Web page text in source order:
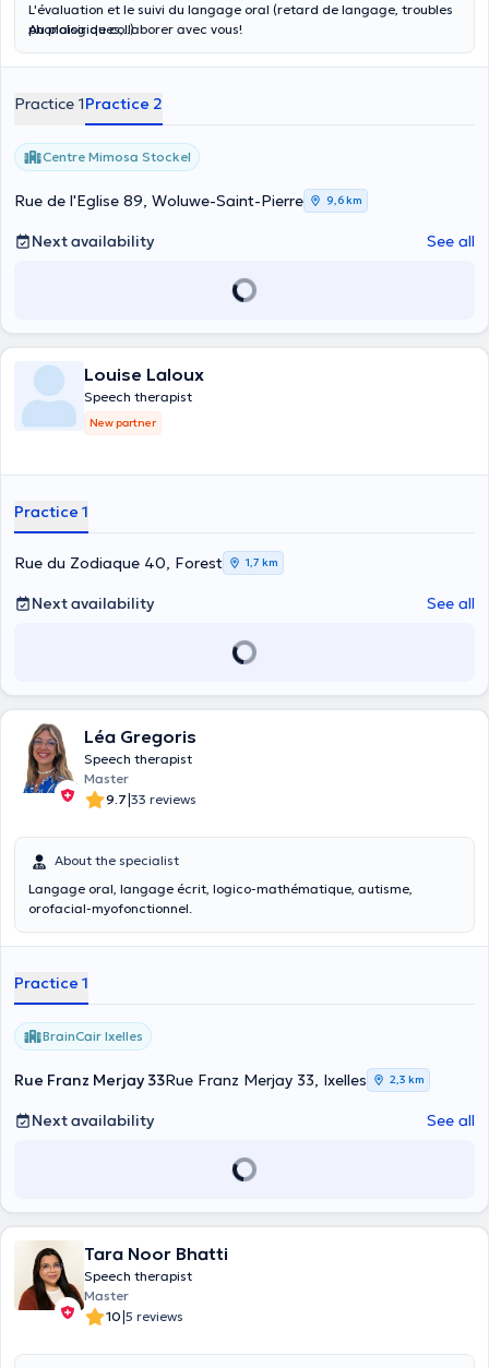
L'évaluation et le suivi du langage oral (retard de langage, troubles
phonologiques,..)
L'évaluation et le suivi de la trisomie 21
Au plaisir de collaborer avec vous!
Practice 1Practice 2
Centre Mimosa Stockel
Rue de l'Eglise 89, Woluwe-Saint-Pierre 9,6 km
Next availability See all
Louise Laloux
Speech therapist
New partner
Practice 1
Rue du Zodiaque 40, Forest 1,7 km
Next availability See all
Léa Gregoris
Speech therapist
Master
9.7|33 reviews
About the specialist
Langage oral, langage écrit, logico-mathématique, autisme,
orofacial-myofonctionnel.
Practice 1
BrainCair Ixelles
Rue Franz Merjay 33Rue Franz Merjay 33, Ixelles 2,3 km
Next availability See all
Tara Noor Bhatti
Speech therapist
Master
10|5 reviews